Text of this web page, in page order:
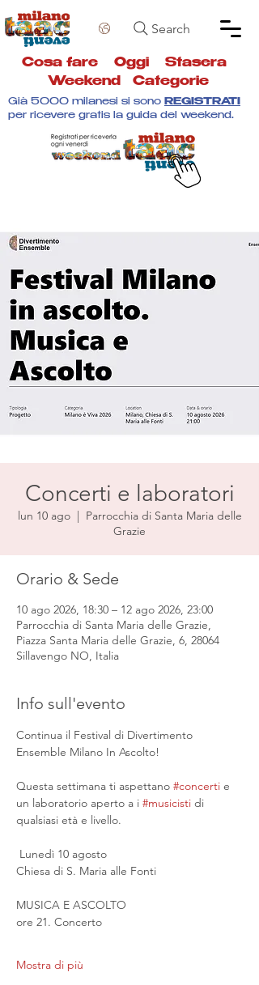
Search
Cosa fare Oggi Stasera
Weekend
Categorie
Già 5000 milanesi si sono REGISTRATI
per ricevere gratis la guida del weekend.
Concerti e laboratori
lun 10 ago
  |
Parrocchia di Santa Maria delle
Grazie
Orario & Sede
10 ago 2026, 18:30 – 12 ago 2026, 23:00
Parrocchia di Santa Maria delle Grazie,
Piazza Santa Maria delle Grazie, 6, 28064
Sillavengo NO, Italia
Info sull'evento
Continua il Festival di Divertimento
Ensemble Milano In Ascolto!
Questa settimana ti aspettano #concerti e
un laboratorio aperto a i #musicisti di
qualsiasi età e livello.
Lunedì 10 agosto
Chiesa di S. Maria alle Fonti
MUSICA E ASCOLTO
ore 21. Concerto
Mostra di più